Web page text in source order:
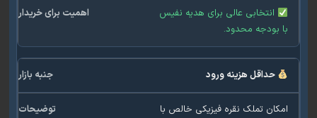
انتخابی عالی برای هدیه نفیس
بودجه محدود.
حداقل هزینه ورود
تملک نقره فیزیکی خالص با